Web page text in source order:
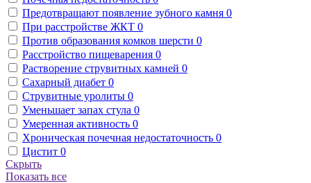
Предотвращают появление зубного камня 0
При расстройстве ЖКТ 0
Против образования комков шерсти 0
Расстройство пищеварения 0
Растворение струвитных камней 0
Сахарный диабет 0
Струвитные уролиты 0
Уменьшает запах стула 0
Умеренная активность 0
Хроническая почечная недостаточность 0
Цистит 0
Скрыть
Показать все